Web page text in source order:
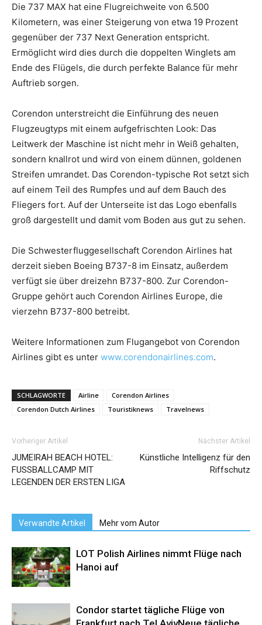
Die 737 MAX hat eine Flugreichweite von 6.500
Kilometern, was einer Steigerung von etwa 19 Prozent
gegenüber der 737 Next Generation entspricht.
Ermöglicht wird dies durch die doppelten Winglets am
Ende des Flügels, die durch perfekte Balance für mehr
Auftrieb sorgen.
Corendon unterstreicht die Einführung des neuen
Flugzeugtyps mit einem aufgefrischten Look: Das
Leitwerk der Maschine ist nicht mehr in Weiß gehalten,
sondern knallrot und wird von einem dünnen, goldenen
Streifen umrandet. Das Corendon-typische Rot setzt sich
auf einem Teil des Rumpfes und auf dem Bauch des
Fliegers fort. Auf der Unterseite ist das Logo ebenfalls
groß dargestellt und damit vom Boden aus gut zu sehen.
Die Schwesterfluggesellschaft Corendon Airlines hat
derzeit sieben Boeing B737-8 im Einsatz, außerdem
verfügt sie über dreizehn B737-800. Zur Corendon-
Gruppe gehört auch Corendon Airlines Europe, die
vierzehn B737-800 betreibt.
Weitere Informationen zum Flugangebot von Corendon
Airlines gibt es unter www.corendonairlines.com.
SCHLAGWORTE Airline
Corendon Airlines
Corendon Dutch Airlines
Touristiknews Travelnews
Vorheriger Artikel
JUMEIRAH BEACH HOTEL:
FUSSBALLCAMP MIT
LEGENDEN DER ERSTEN LIGA
Nächster Artikel
Künstliche Intelligenz für den
Riffschutz
Verwandte Artikel Mehr vom Autor
LOT Polish Airlines nimmt Flüge nach
Hanoi auf
Condor startet tägliche Flüge von